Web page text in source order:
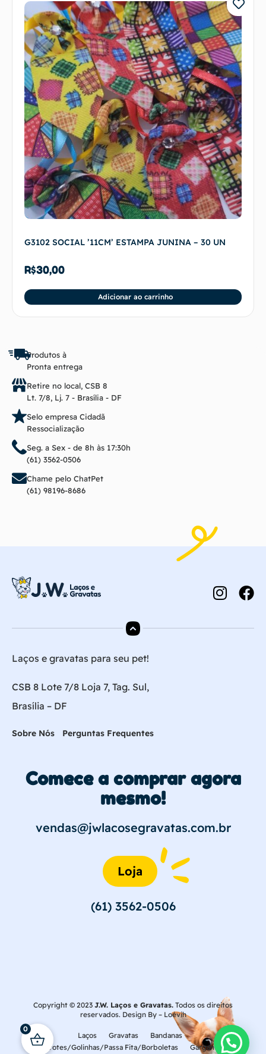
G3102 SOCIAL ’11CM’ ESTAMPA JUNINA – 30 UN
R$30,00
Adicionar ao carrinho
Produtos à
Pronta entrega
Retire no local, CSB 8
Lt. 7/8, Lj. 7 - Brasília - DF
Selo empresa Cidadã
Ressocialização
Seg. a Sex - de 8h às 17:30h
(61) 3562-0506
Chame pelo ChatPet
(61) 98196-8686
Laços e gravatas para seu pet!
CSB 8 Lote 7/8 Loja 7, Tag. Sul,
Brasília – DF
Sobre Nós Perguntas Frequentes
Comece a comprar agora
mesmo!
vendas@jwlacosegravatas.com.br
Loja
(61) 3562-0506
Copyright © 2023 J.W. Laços e Gravatas. Todos os direitos
reservados. Design By – Loévih
Laços Gravatas
Bandanas
Laçarotes/Golinhas/Passa Fita/Borboletas
Gargantilhas
0